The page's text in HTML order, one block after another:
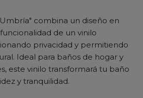
combina un diseño en
de un vinilo
privacidad y permitiendo
Ideal para baños de hogar y
este vinilo transformará tu baño
y tranquilidad.